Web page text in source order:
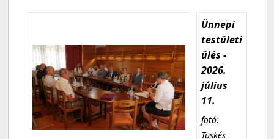
Ünnepi
testületi
ülés -
2026.
július
11.
fotó:
Tüskés